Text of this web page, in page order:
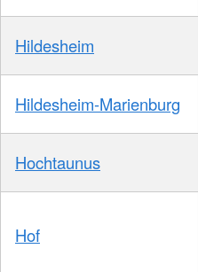
Hildesheim
Hildesheim-Marienburg
Hochtaunus
Hof